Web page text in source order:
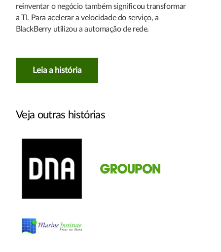
reinventar o negócio também significou transformar
a TI. Para acelerar a velocidade do serviço, a
BlackBerry utilizou a automação de rede.
Leia a história
Veja outras histórias